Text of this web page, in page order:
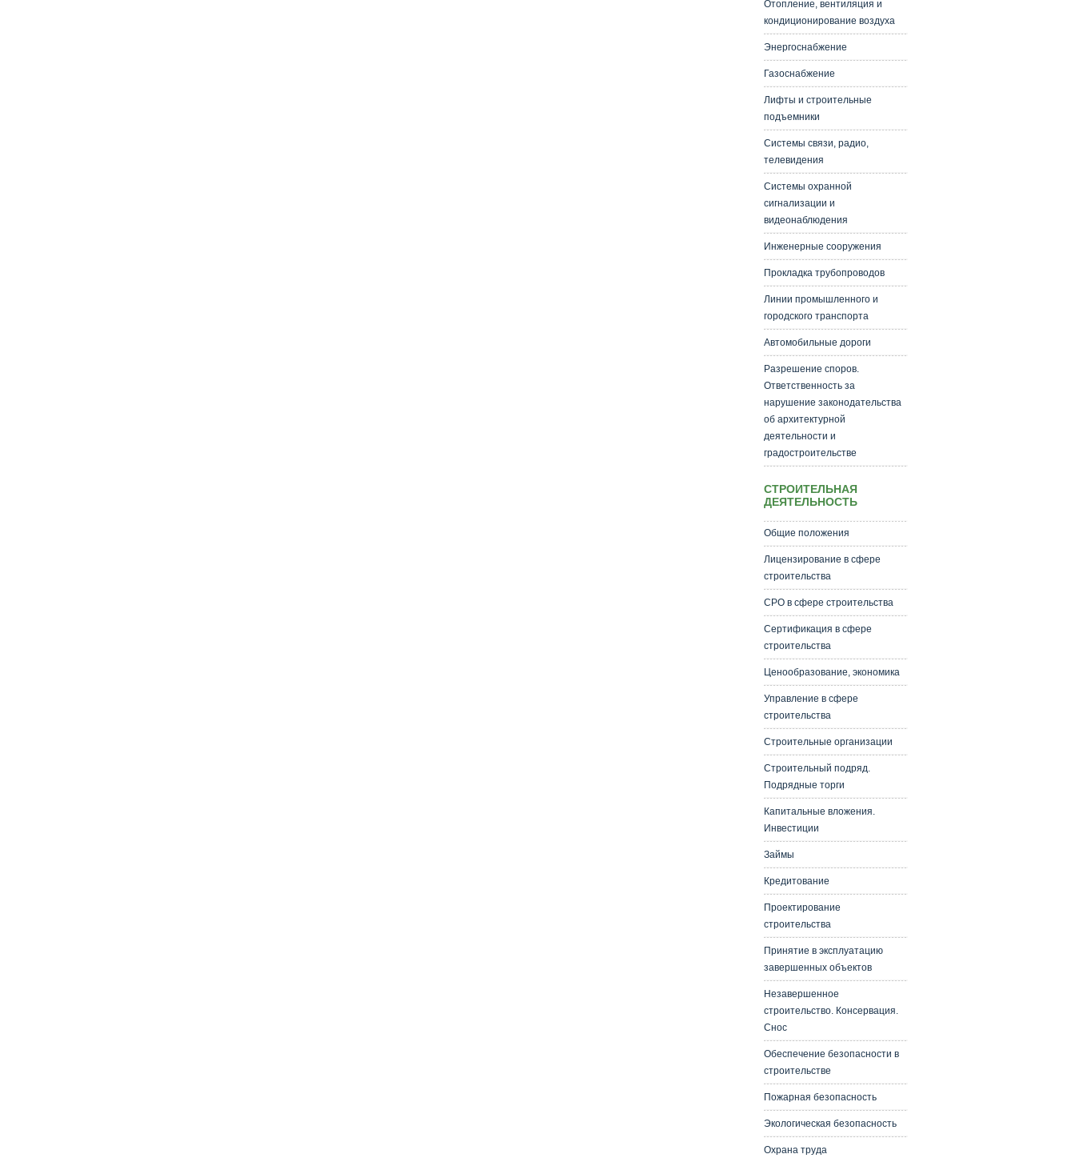
Отопление, вентиляция и
кондиционирование воздуха
Энергоснабжение
Газоснабжение
Лифты и строительные
подъемники
Системы связи, радио,
телевидения
Системы охранной
сигнализации и
видеонаблюдения
Инженерные сооружения
Прокладка трубопроводов
Линии промышленного и
городского транспорта
Автомобильные дороги
Разрешение споров.
Ответственность за
нарушение законодательства
об архитектурной
деятельности и
градостроительстве
СТРОИТЕЛЬНАЯ
ДЕЯТЕЛЬНОСТЬ
Общие положения
Лицензирование в сфере
строительства
СРО в сфере строительства
Сертификация в сфере
строительства
Ценообразование, экономика
Управление в сфере
строительства
Строительные организации
Строительный подряд.
Подрядные торги
Капитальные вложения.
Инвестиции
Займы
Кредитование
Проектирование
строительства
Принятие в эксплуатацию
завершенных объектов
Незавершенное
строительство. Консервация.
Снос
Обеспечение безопасности в
строительстве
Пожарная безопасность
Экологическая безопасность
Охрана труда